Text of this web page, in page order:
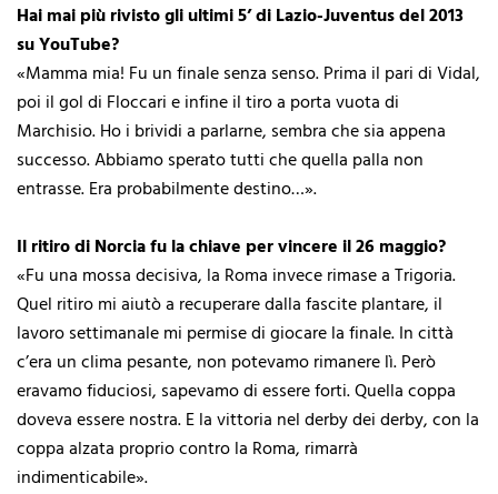
Hai mai più rivisto gli ultimi 5’ di Lazio-Juventus del 2013
su YouTube?
«Mamma mia! Fu un finale senza senso. Prima il pari di Vidal,
poi il gol di Floccari e infine il tiro a porta vuota di
Marchisio. Ho i brividi a parlarne, sembra che sia appena
successo. Abbiamo sperato tutti che quella palla non
entrasse. Era probabilmente destino…».
Il ritiro di Norcia fu la chiave per vincere il 26 maggio?
«Fu una mossa decisiva, la Roma invece rimase a Trigoria.
Quel ritiro mi aiutò a recuperare dalla fascite plantare, il
lavoro settimanale mi permise di giocare la finale. In città
c’era un clima pesante, non potevamo rimanere lì. Però
eravamo fiduciosi, sapevamo di essere forti. Quella coppa
doveva essere nostra. E la vittoria nel derby dei derby, con la
coppa alzata proprio contro la Roma, rimarrà
indimenticabile».